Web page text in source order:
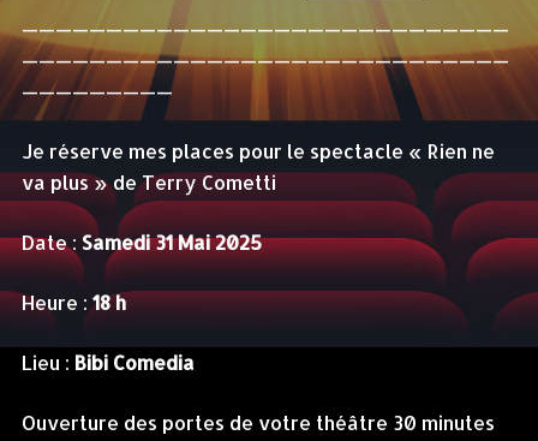
—————————————————————————————
—————————————————————————————
—————————
Je réserve mes places pour le spectacle « Rien ne
va plus » de Terry Cometti
Date : Samedi 31 Mai 2025
Heure :18 h
Lieu : Bibi Comedia
Ouverture des portes de votre théâtre 30 minutes